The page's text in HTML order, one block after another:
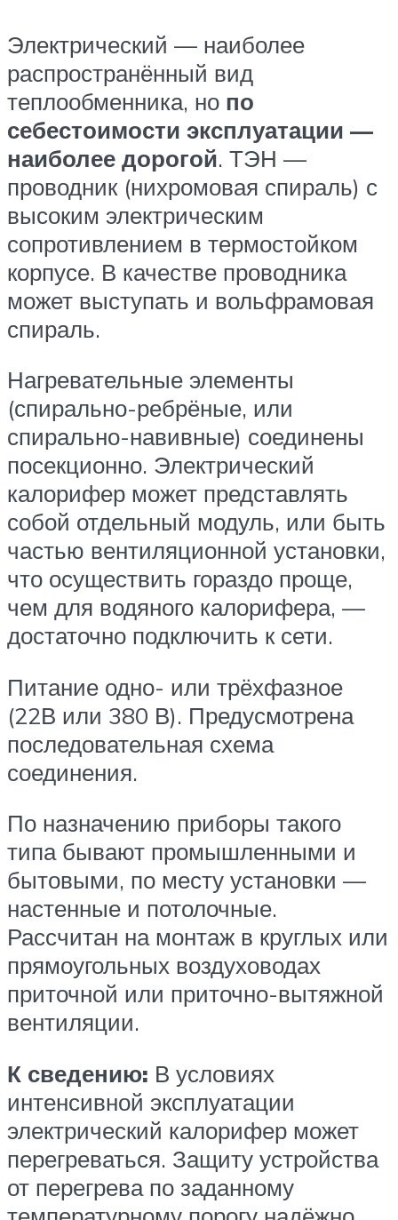
Электрический — наиболее
распространённый вид
теплообменника, но по
себестоимости эксплуатации —
наиболее дорогой. ТЭН —
проводник (нихромовая спираль) с
высоким электрическим
сопротивлением в термостойком
корпусе. В качестве проводника
может выступать и вольфрамовая
спираль.
Нагревательные элементы
(спирально-ребрёные, или
спирально-навивные) соединены
посекционно. Электрический
калорифер может представлять
собой отдельный модуль, или быть
частью вентиляционной установки,
что осуществить гораздо проще,
чем для водяного калорифера, —
достаточно подключить к сети.
Питание одно- или трёхфазное
(22В или 380 В). Предусмотрена
последовательная схема
соединения.
По назначению приборы такого
типа бывают промышленными и
бытовыми, по месту установки —
настенные и потолочные.
Рассчитан на монтаж в круглых или
прямоугольных воздуховодах
приточной или приточно-вытяжной
вентиляции.
К сведению: В условиях
интенсивной эксплуатации
электрический калорифер может
перегреваться. Защиту устройства
от перегрева по заданному